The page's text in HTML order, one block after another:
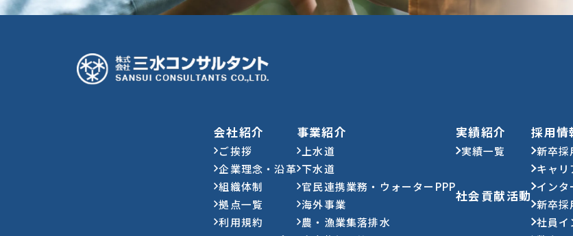
会社紹介
ご挨拶
企業理念・沿革
組織体制
拠点一覧
利用規約
事業紹介
上水道
下水道
官民連携業務・ウォーターPPP
海外事業
農・漁業集落排水
実績紹介
実績一覧
社会貢献活動
採用情
新卒採
キャリ
インタ
新卒採
社員イ